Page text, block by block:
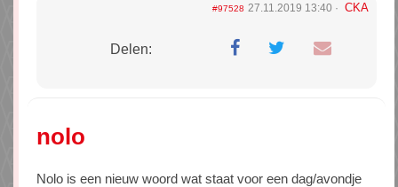
#97528 27.11.2019 13:40 CKA
Delen:
nolo
Nolo is een nieuw woord wat staat voor een dag/avondje